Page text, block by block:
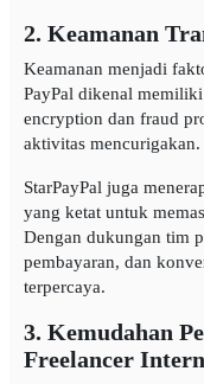
2. Keamanan
Keamanan menjadi
PayPal dikenal
encryption dan fraud
aktivitas mencurigakan.
StarPayPal juga
yang ketat untuk
Dengan dukungan tim
pembayaran, dan
terpercaya.
3. Kemudahan
Freelancer